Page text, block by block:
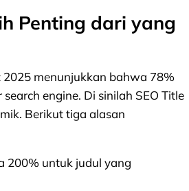
Penting dari yang
menunjukkan bahwa 78%
engine. Di sinilah SEO Title
Berikut tiga alasan
200% untuk judul yang